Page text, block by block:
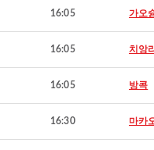
16:05 가오
16:05 치앙
16:05 방콕
16:30 마카